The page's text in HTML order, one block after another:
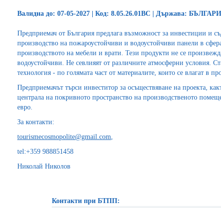
Валидна до: 07-05-2027 | Код: 8.05.26.01BC | Държава:
Предприемач от България предлага възможност за инвестиции и
производство на пожароустойчиви и водоустойчиви панели в
производството на мебели и врати. Тези продукти не се
водоустойчиви. Не севлияят от различните атмосферни условия.
технология - по голямата част от материалите, които се влагат в
Предприемачът търси инвеститор за осъществяване на проекта,
централа на покривното пространство на производственото
евро.
За контакти:
tourismecosmopolite@gmail.com,
tel:+359 988851458
Николай Николов
Контакти при БТПП: